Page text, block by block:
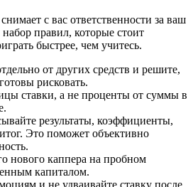
с вас ответственности за ваш
правил, которые стоит
быстрее, чем учитесь.
от других средств и решите,
рисковать.
ставки, а не проценты от суммы в
результаты, коэффициенты,
Это поможет объективно
нового каппера на пробном
капиталом.